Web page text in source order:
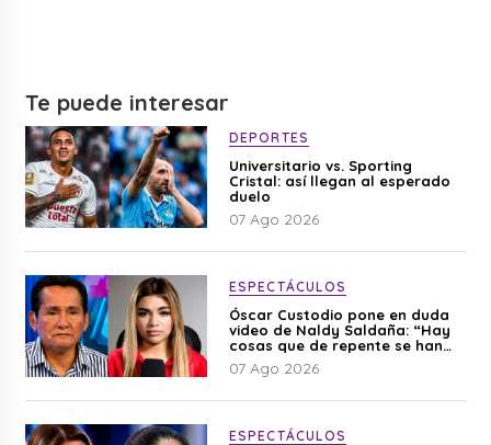
Te puede interesar
DEPORTES
Universitario vs. Sporting
Cristal: así llegan al esperado
duelo
07 Ago 2026
ESPECTÁCULOS
Óscar Custodio pone en duda
video de Naldy Saldaña: “Hay
cosas que de repente se han
editado”
07 Ago 2026
ESPECTÁCULOS